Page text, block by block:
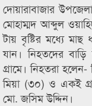
দোয়ারাবাজার
মোহাম্মদ আব্দুল
টায় বৃষ্টির মধ্যে
যান। নিহতদের
গ্রামে। নিহতরা
মিয়া (৩০) ও একই
মো. জসিম উদ্দিন।